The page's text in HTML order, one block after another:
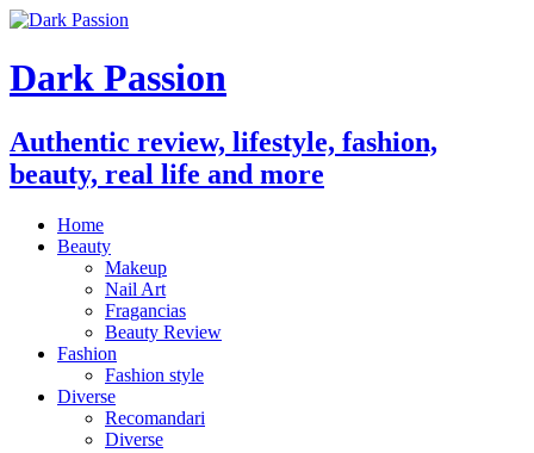
Dark Passion
Authentic review, lifestyle, fashion,
beauty, real life and more
Home
Beauty
Makeup
Nail Art
Fragancias
Beauty Review
Fashion
Fashion style
Diverse
Recomandari
Diverse